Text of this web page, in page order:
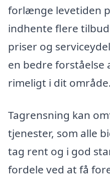
forlænge levetiden
indhente flere
priser og
en bedre forståelse
rimeligt i dit område.
Tagrensning kan
tjenester, som alle
tag rent og i god
fordele ved at få